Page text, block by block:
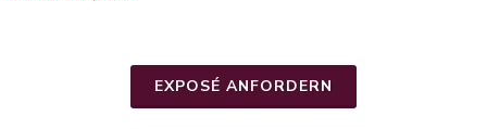
EXPOSÉ ANFORDERN